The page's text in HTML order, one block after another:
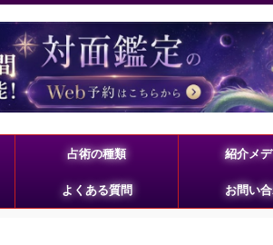
占術の種類 紹介メ
よくある質問 お問い